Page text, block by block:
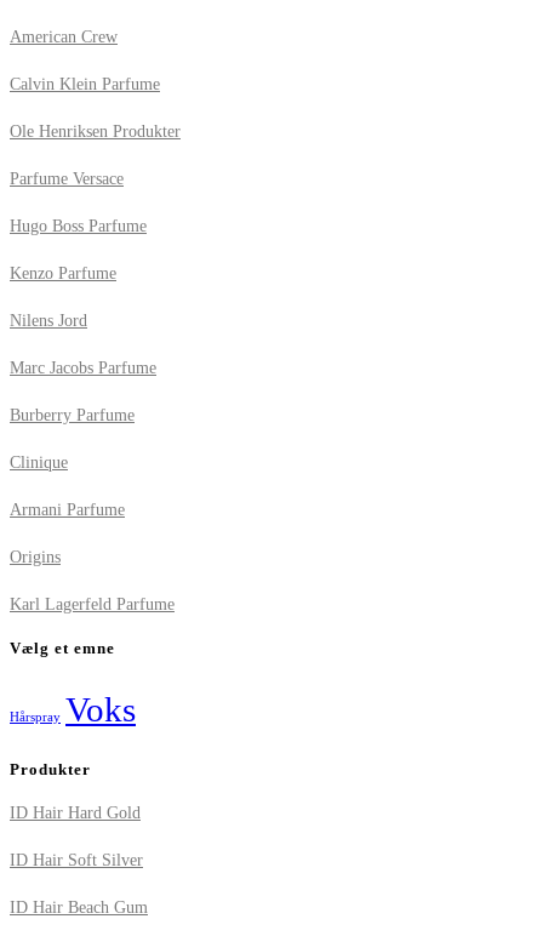
American Crew
Calvin Klein Parfume
Ole Henriksen Produkter
Parfume Versace
Hugo Boss Parfume
Kenzo Parfume
Nilens Jord
Marc Jacobs Parfume
Burberry Parfume
Clinique
Armani Parfume
Origins
Karl Lagerfeld Parfume
Vælg et emne
Hårspray Voks
Produkter
ID Hair Hard Gold
ID Hair Soft Silver
ID Hair Beach Gum